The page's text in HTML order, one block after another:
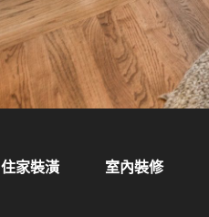
住家裝潢 室內裝修